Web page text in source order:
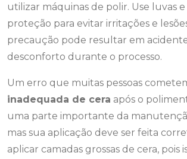
utilizar máquinas de polir. Use luvas
proteção para evitar irritações e
precaução pode resultar em
desconforto durante o processo.
Um erro que muitas pessoas
inadequada de cera após o
uma parte importante da
mas sua aplicação deve ser feita
aplicar camadas grossas de cera, pois